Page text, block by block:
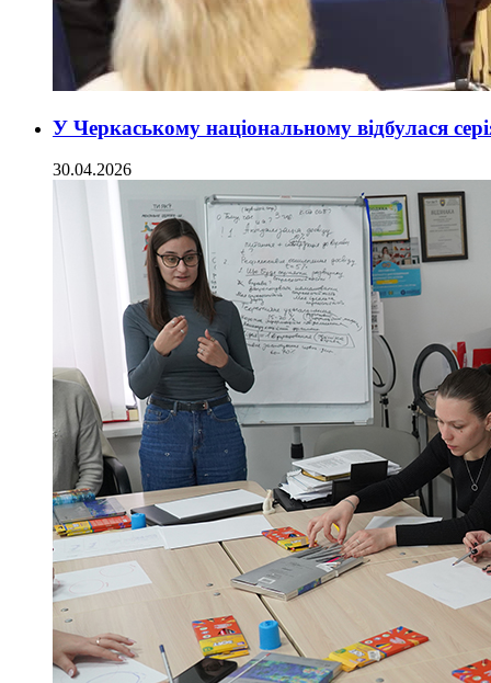
У Черкаському національному відбулася
30.04.2026